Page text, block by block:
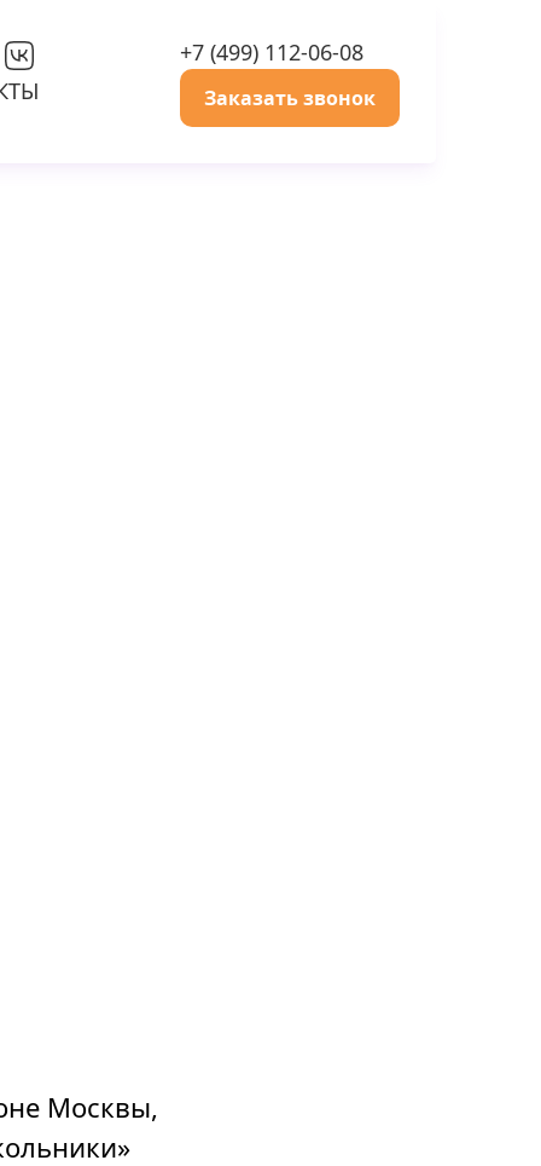
+7 (499) 112-06-08
Заказать звонок
Москвы,